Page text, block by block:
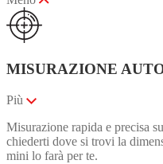
MISURAZIONE
Più
Misurazione rapida e precisa
chiederti dove si trovi la
mini lo farà per te.